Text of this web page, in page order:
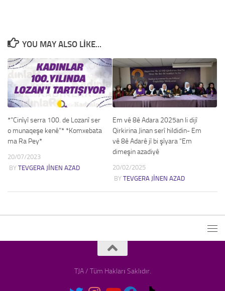
YOU MAY ALSO LIKE...
*”Cinîyî serra 100. de Lozanî ser
o munaqeşe kenê”* *Komxebata
ma Ra Pey*
20/07/2023
BY TEVGERA JINEN AZAD
Em vê 8ê Adara 2025an li dijî
Qirkirina Jinan serî hildidin- Em
vê 8ê Adarê jî bi şîyara “Em
dimeşin azadiyê
20/02/2025
BY TEVGERA JINEN AZAD
TJA / Tüm Hakları Saklıdır.